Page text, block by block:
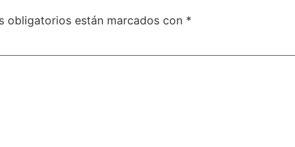
obligatorios están marcados con *